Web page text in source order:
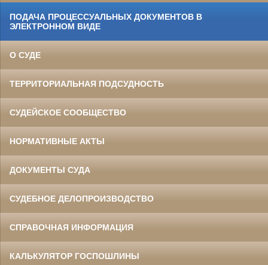
ПОДАЧА ПРОЦЕССУАЛЬНЫХ ДОКУМЕНТОВ В
ЭЛЕКТРОННОМ ВИДЕ
О СУДЕ
ТЕРРИТОРИАЛЬНАЯ ПОДСУДНОСТЬ
СУДЕЙСКОЕ СООБЩЕСТВО
НОРМАТИВНЫЕ АКТЫ
ДОКУМЕНТЫ СУДА
СУДЕБНОЕ ДЕЛОПРОИЗВОДСТВО
СПРАВОЧНАЯ ИНФОРМАЦИЯ
КАЛЬКУЛЯТОР ГОСПОШЛИНЫ